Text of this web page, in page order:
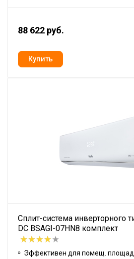
88 622 руб.
Сплит-система инверторного
DC BSAGI-07HN8 комплект
Эффективен для помещ.